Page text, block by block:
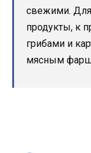
свежими.
продукты, к
грибами и
мясным